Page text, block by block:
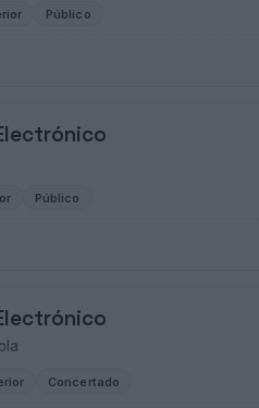
Público
Público
Concertado